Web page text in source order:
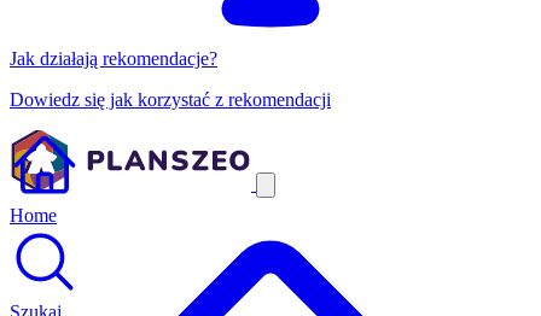
Jak działają rekomendacje?
Dowiedz się jak korzystać z rekomendacji
Home
Szukaj